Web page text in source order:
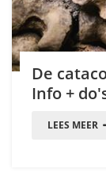
De
Info +
LEES MEER